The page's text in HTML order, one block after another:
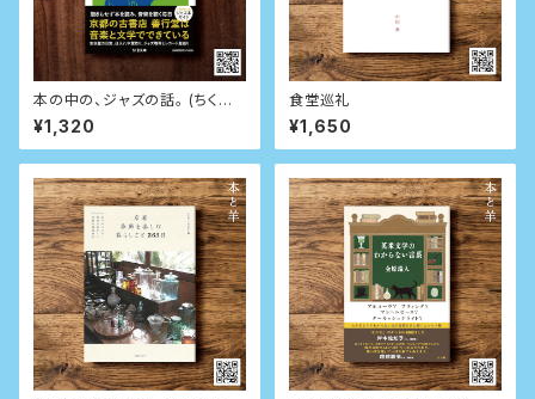
本の中の、ジャズの話。 (ちくま
文庫)
¥1,320
食堂巡礼
¥1,650